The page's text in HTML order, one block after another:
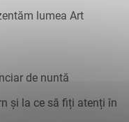
lumea Art
de nuntă
și la ce să fiți atenți în